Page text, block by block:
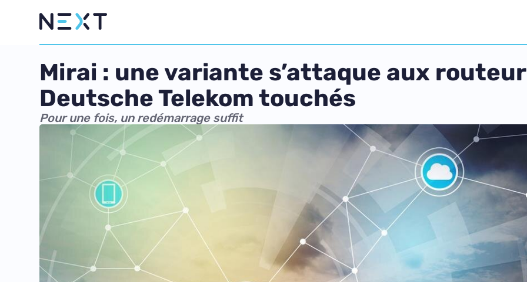
Mirai : une variante s’attaque aux
Deutsche Telekom touchés
Pour une fois, un redémarrage suffit